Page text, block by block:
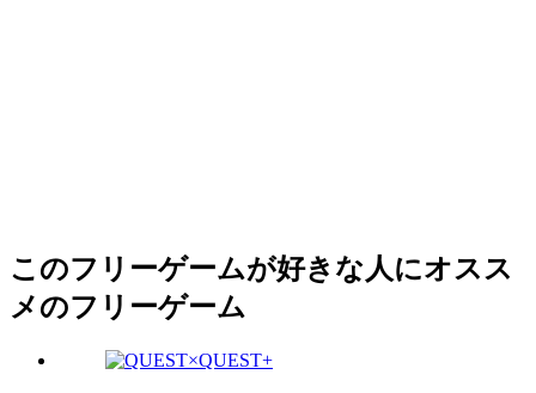
このフリーゲームが好きな人にオスス
メのフリーゲーム